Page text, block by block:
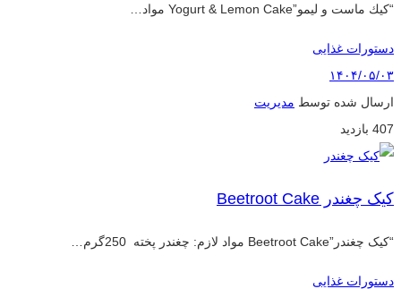
“كيك ماست و ليمو”Yogurt & Lemon Cake مواد…
دستورات غذایی
۱۴۰۴/۰۵/۰۳
ارسال شده توسط مدیریت
407 بازدید
کیک چغندر Beetroot Cake
“کیک چغندر”Beetroot Cake مواد لازم: چغندر پخته 250گرم…
دستورات غذایی